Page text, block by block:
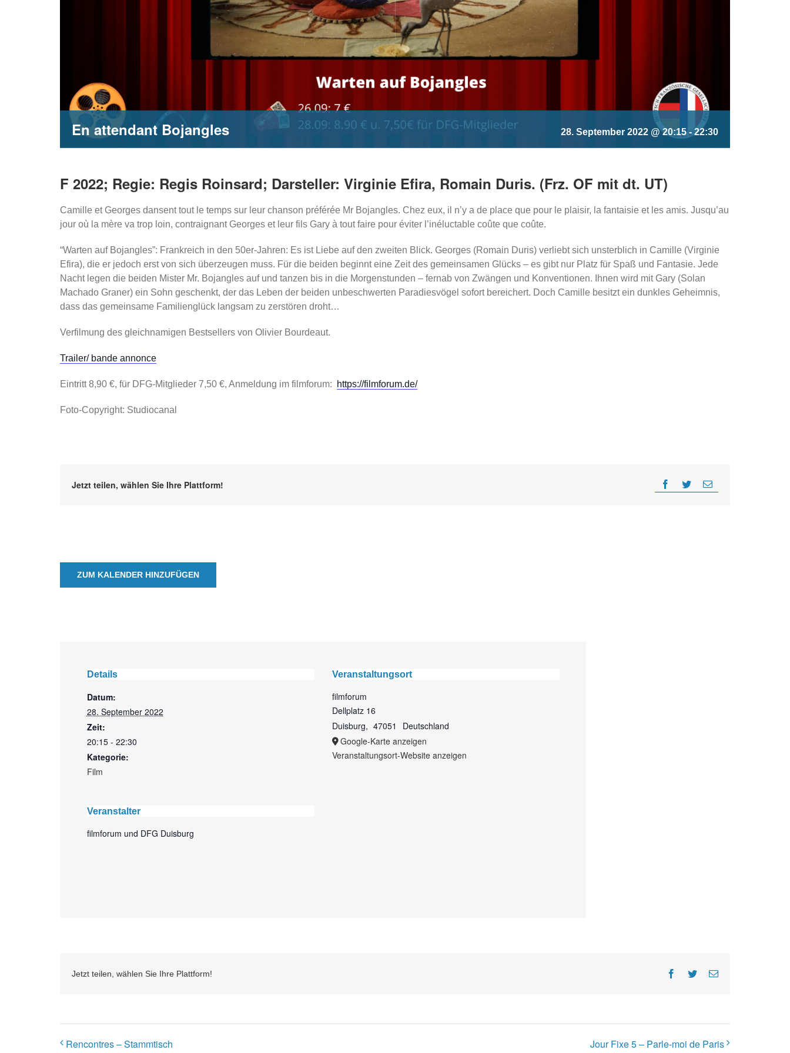
En attendant Bojangles 28. September 2022 @ 20:15- 22:30
F 2022; Regie: Regis Roinsard; Darsteller: Virginie Efira, Romain Duris. (Frz. OF mit dt. UT)
Camille et Georges dansent tout le temps sur leur chanson préférée Mr Bojangles. Chez eux, il n’y a de place que pour le plaisir, la fantaisie et les amis. Jusqu’au
jour où la mère va trop loin, contraignant Georges et leur fils Gary à tout faire pour éviter l’inéluctable coûte que coûte.
“Warten auf Bojangles”: Frankreich in den 50er-Jahren: Es ist Liebe auf den zweiten Blick. Georges (Romain Duris) verliebt sich unsterblich in Camille (Virginie
Efira), die er jedoch erst von sich überzeugen muss. Für die beiden beginnt eine Zeit des gemeinsamen Glücks – es gibt nur Platz für Spaß und Fantasie. Jede
Nacht legen die beiden Mister Mr. Bojangles auf und tanzen bis in die Morgenstunden – fernab von Zwängen und Konventionen. Ihnen wird mit Gary (Solan
Machado Graner) ein Sohn geschenkt, der das Leben der beiden unbeschwerten Paradiesvögel sofort bereichert. Doch Camille besitzt ein dunkles Geheimnis,
dass das gemeinsame Familienglück langsam zu zerstören droht…
Verfilmung des gleichnamigen Bestsellers von Olivier Bourdeaut.
Trailer/ bande annonce
Eintritt 8,90 €, für DFG-Mitglieder 7,50 €, Anmeldung im filmforum: https://filmforum.de/
Foto-Copyright: Studiocanal
Jetzt teilen, wählen Sie Ihre Plattform!
ZUM KALENDER HINZUFÜGEN
Details
Datum:
28. September 2022
Zeit:
20:15 - 22:30
Kategorie:
Film
Veranstalter
filmforum und DFG Duisburg
Veranstaltungsort
filmforum
Dellplatz 16
Duisburg, 47051
Deutschland
Google-Karte anzeigen
Veranstaltungsort-Website anzeigen
Jetzt teilen, wählen Sie Ihre Plattform! Facebook
TwitterE-
Rencontres – Stammtisch Jour Fixe 5 – Parle-moi de Paris